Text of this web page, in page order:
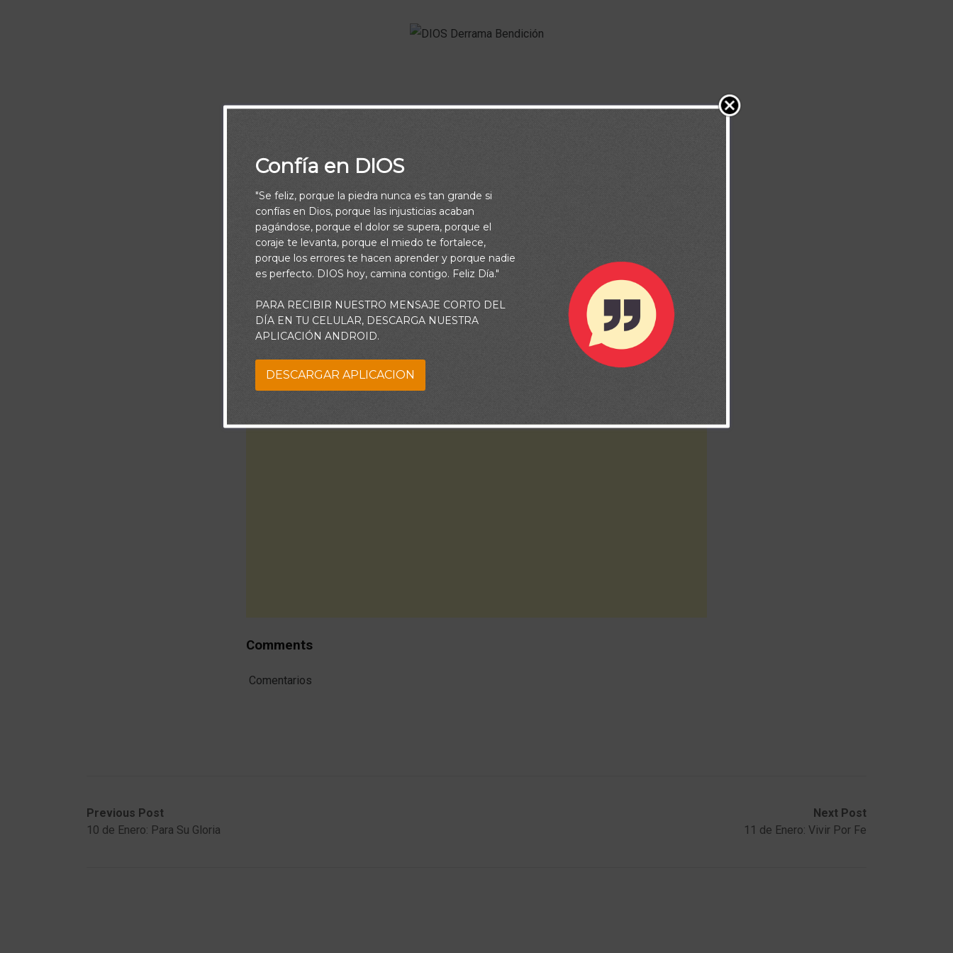
SEÑOR Tu eres un DIOS de milagros. Derrama Tu Gloria sobre mi vida, sobre mi familia.
Comments
Comentarios
Previous Post
10 de Enero: Para Su Gloria
Next Post
11 de Enero: Vivir Por Fe
Confía en DIOS
"Se feliz, porque la piedra nunca es tan grande si
confías en Dios, porque las injusticias acaban
pagándose, porque el dolor se supera, porque el
coraje te levanta, porque el miedo te fortalece,
porque los errores te hacen aprender y porque nadie
es perfecto. DIOS hoy, camina contigo. Feliz Día."
PARA RECIBIR NUESTRO MENSAJE CORTO DEL
DÍA EN TU CELULAR, DESCARGA NUESTRA
APLICACIÓN ANDROID.
DESCARGAR APLICACION